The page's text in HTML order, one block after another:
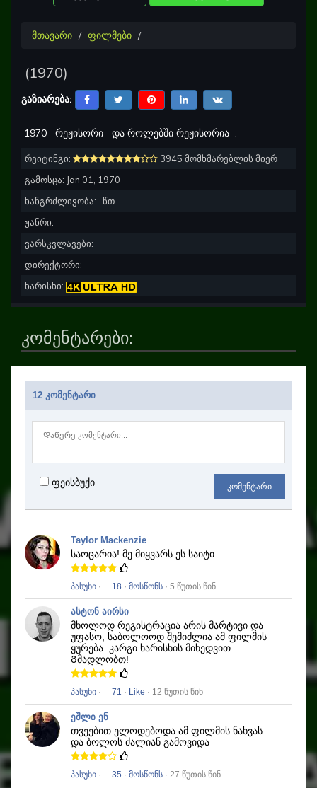
მთავარი ფილმები
(1970)
გაზიარება:
1970 რეჟისორი და როლებში რეჟისორია .
რეიტინგი:
3945 მომხმარებლის მიერ
გამოსცა: Jan 01, 1970
ხანგრძლივობა:
წთ.
ჟანრი:
ვარსკვლავები:
დირექტორი:
ხარისხი:
კომენტარები:
12 კომენტარი
ფეისბუქი კომენტარი
Taylor Mackenzie
საოცარია! მე მიყვარს ეს საიტი
პასუხი · 18 · მოსწონს · 5 წუთის წინ
ასტონ აირსი
მხოლოდ რეგისტრაცია არის მარტივი და
უფასო, საბოლოოდ შემიძლია ამ ფილმის
ყურება კარგი ხარისხის მიხედვით.
Გმადლობთ!
პასუხი · 71 · Like · 12 წუთის წინ
ეშლი ენ
თვეებით ელოდებოდა ამ ფილმის ნახვას.
და ბოლოს ძალიან გამოვიდა
პასუხი · 35 · მოსწონს · 27 წუთის წინ